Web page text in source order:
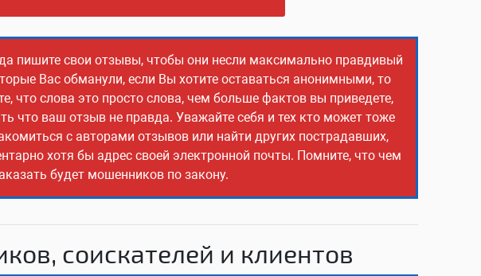
пишите свои отзывы, чтобы они несли максимально правдивый
Вас обманули, если Вы хотите оставаться анонимными, то
что слова это просто слова, чем больше фактов вы приведете,
что ваш отзыв не правда. Уважайте себя и тех кто может тоже
с авторами отзывов или найти других пострадавших,
хотя бы адрес своей электронной почты. Помните, что чем
будет мошенников по закону.
соискателей и клиентов